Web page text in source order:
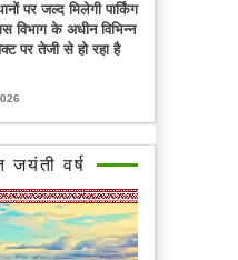
पर जल्द मिलेगी पार्किंग
विभाग के अधीन विभिन्न
पर तेजी से हो रहा है
जयंती वर्ष